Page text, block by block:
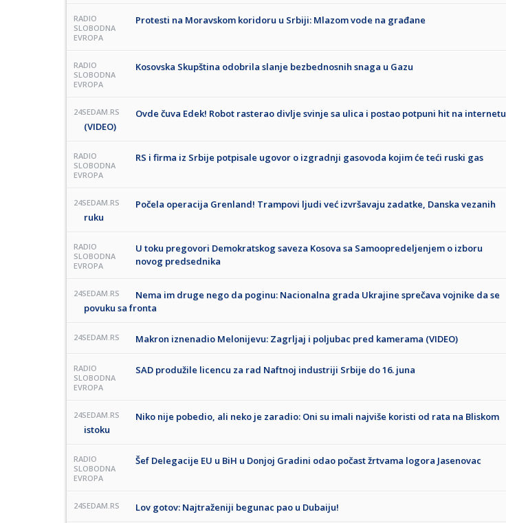
RADIO
SLOBODNA
EVROPA
Protesti na Moravskom koridoru u Srbiji: Mlazom vode na građane
RADIO
SLOBODNA
EVROPA
Kosovska Skupština odobrila slanje bezbednosnih snaga u Gazu
24SEDAM.RS
Ovde čuva Edek! Robot rasterao divlje svinje sa ulica i postao potpuni hit na internetu
(VIDEO)
RADIO
SLOBODNA
EVROPA
RS i firma iz Srbije potpisale ugovor o izgradnji gasovoda kojim će teći ruski gas
24SEDAM.RS
Počela operacija Grenland! Trampovi ljudi već izvršavaju zadatke, Danska vezanih
ruku
RADIO
SLOBODNA
EVROPA
U toku pregovori Demokratskog saveza Kosova sa Samoopredeljenjem o izboru
novog predsednika
24SEDAM.RS
Nema im druge nego da poginu: Nacionalna grada Ukrajine sprečava vojnike da se
povuku sa fronta
24SEDAM.RS Makron iznenadio Melonijevu: Zagrljaj i poljubac pred kamerama (VIDEO)
RADIO
SLOBODNA
EVROPA
SAD produžile licencu za rad Naftnoj industriji Srbije do 16. juna
24SEDAM.RS
Niko nije pobedio, ali neko je zaradio: Oni su imali najviše koristi od rata na Bliskom
istoku
RADIO
SLOBODNA
EVROPA
Šef Delegacije EU u BiH u Donjoj Gradini odao počast žrtvama logora Jasenovac
24SEDAM.RS Lov gotov: Najtraženiji begunac pao u Dubaiju!